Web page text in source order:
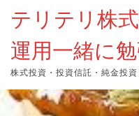
テリテリ株
運用一緒に
株式投資・投資信託・純金投